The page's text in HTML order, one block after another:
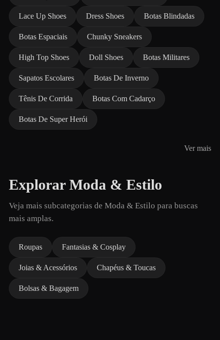
Lace Up Shoes Dress Shoes Botas Blindadas
Botas Espaciais Chunky Sneakers
High Top Shoes Doll Shoes Botas Militares
Sapatos Escolares Botas De Inverno
Tênis De Corrida Botas Com Cadarço
Botas De Super Herói
Ver mais
Explorar Moda & Estilo
Veja mais subcategorias de Moda & Estilo para buscas
mais amplas.
Roupas Fantasias & Cosplay
Joias & Acessórios Chapéus & Toucas
Bolsas & Bagagem